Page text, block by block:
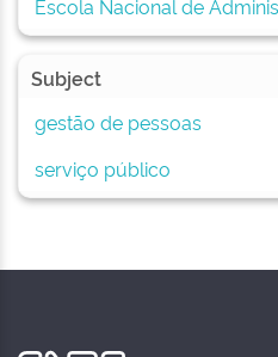
Escola Nacional de
Subject
gestão de pessoas
serviço público